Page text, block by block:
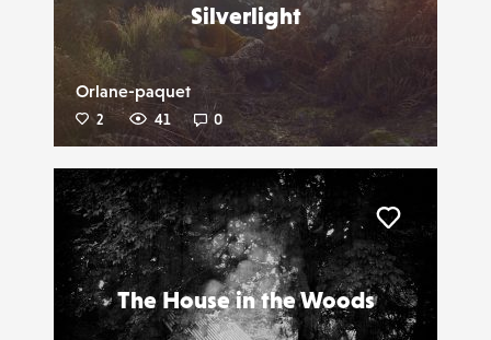
Silverlight
Orlane-paquet
2 41 0
The House in the Woods
Liker